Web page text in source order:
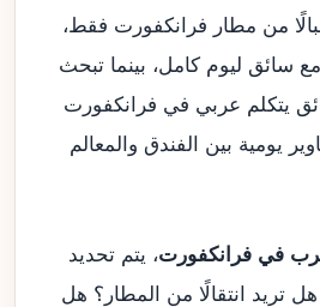
من مطار فرانكفورت فقط،
سائق ليوم كامل، بينما تبحث
يتكلم عربي في فرانكفورت
يومية بين الفندق والمعالم
في فرانكفورت، يتم تحديد
تريد انتقالًا من المطار؟ هل